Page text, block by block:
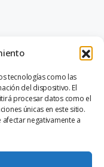
tecnologías como las
del dispositivo. El
procesar datos como el
únicas en este sitio.
negativamente a